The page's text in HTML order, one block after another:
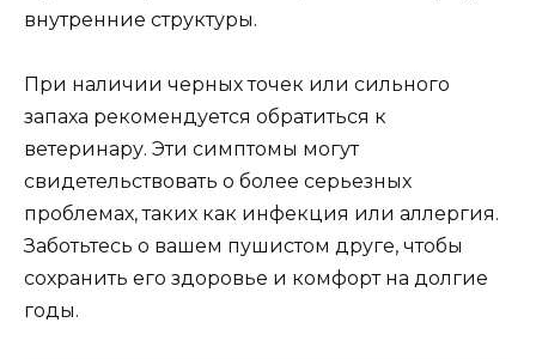
внутренние структуры.
При наличии черных точек или сильного
запаха рекомендуется обратиться к
ветеринару. Эти симптомы могут
свидетельствовать о более серьезных
проблемах, таких как инфекция или аллергия.
Заботьтесь о вашем пушистом друге, чтобы
сохранить его здоровье и комфорт на долгие
годы.